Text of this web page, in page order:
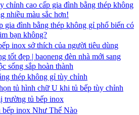
chỉnh cao cấp gia đình bằng thép không
nhiều màu sắc hơn!
gia đình bằng thép không gỉ phổ biến có
bạn không?
inox sở thích của người tiêu dùng
tốt đẹp | baoneng đèn nhà mới sang
sống sắp hoàn thành
thép không gỉ tùy chỉnh
tủ hình chữ U khi tủ bếp tùy chỉnh
trường tủ bếp inox
bếp inox Như Thế Nào